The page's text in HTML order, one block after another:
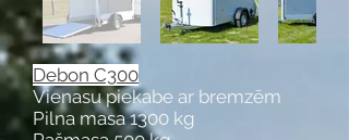
Debon C300
Vienasu piekabe ar bremzēm
Pilna masa 1300 kg